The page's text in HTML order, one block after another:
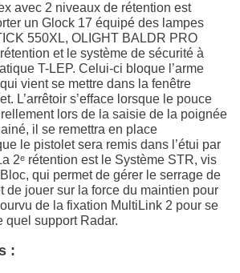
avec 2 niveaux de rétention est
un Glock 17 équipé des lampes
550XL, OLIGHT BALDR PRO
et le système de sécurité à
T-LEP. Celui-ci bloque l’arme
vient se mettre dans la fenêtre
L’arrêtoir s’efface lorsque le pouce
lors de la saisie de la poignée
il se remettra en place
le pistolet sera remis dans l’étui par
2ᵉ rétention est le Système STR, vis
qui permet de gérer le serrage de
de jouer sur la force du maintien pour
de la fixation MultiLink 2 pour se
quel support Radar.
: